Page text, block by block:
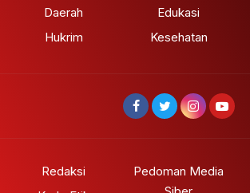
Daerah
Hukrim
Edukasi
Kesehatan
Redaksi
Pedoman Media